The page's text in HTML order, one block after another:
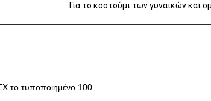
Για το κοστούμι των γυναικών και
το τυποποιημένο 100